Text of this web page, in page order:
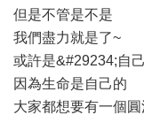
但是不管是不是
我們盡力就是了~
或許是&#29234;自
因為生命是自己的
大家都想要有一個